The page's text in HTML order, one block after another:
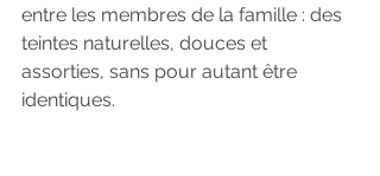
entre les membres de la famille : des
teintes naturelles, douces et
assorties, sans pour autant être
identiques.